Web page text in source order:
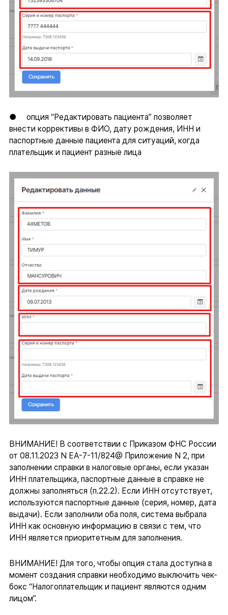
● опция “Редактировать пациента” позволяет
внести коррективы в ФИО, дату рождения, ИНН и
паспортные данные пациента для ситуаций, когда
плательщик и пациент разные лица
ВНИМАНИЕ! В соответствии с Приказом ФНС России
от 08.11.2023 N ЕА-7-11/824@ Приложение N 2, при
заполнении справки в налоговые органы, если указан
ИНН плательщика, паспортные данные в справке не
должны заполняться (п.22.2). Если ИНН отсутствует,
используются паспортные данные (серия, номер, дата
выдачи). Если заполнили оба поля, система выбрала
ИНН как основную информацию в связи с тем, что
ИНН является приоритетным для заполнения.
ВНИМАНИЕ! Для того, чтобы опция стала доступна в
момент создания справки необходимо выключить чек-
бокс “Налогоплательщик и пациент являются одним
лицом”.